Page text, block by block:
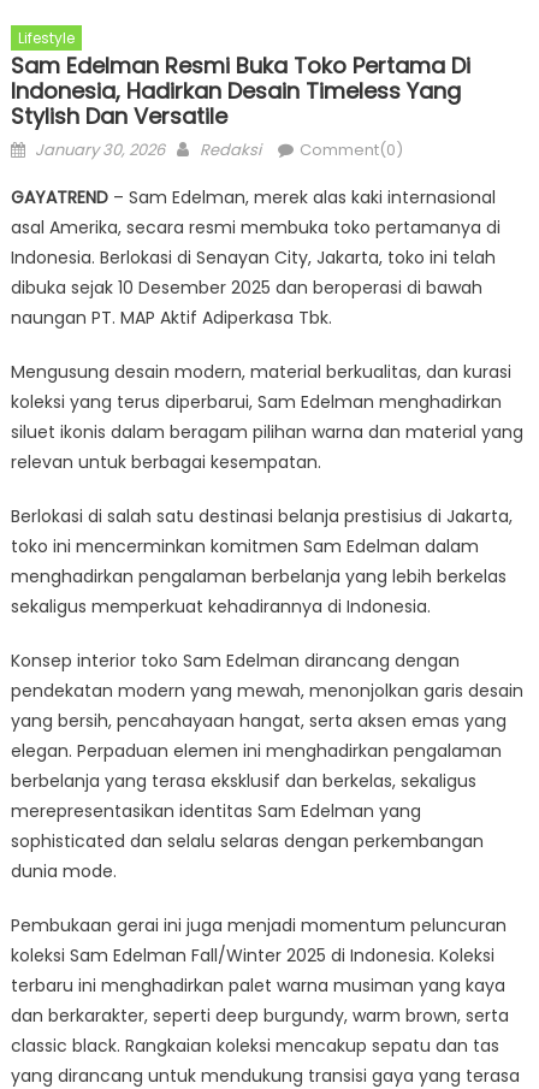
Lifestyle
Sam Edelman Resmi Buka Toko Pertama Di
Indonesia, Hadirkan Desain Timeless Yang
Stylish Dan Versatile
Posted
January 30, 2026 Author
Redaksi Comment(0)
GAYATREND– Sam Edelman, merek alas kaki internasional
asal Amerika, secara resmi membuka toko pertamanya di
Indonesia. Berlokasi di Senayan City, Jakarta, toko ini telah
dibuka sejak 10 Desember 2025 dan beroperasi di bawah
naungan PT. MAP Aktif Adiperkasa Tbk.
Mengusung desain modern, material berkualitas, dan kurasi
koleksi yang terus diperbarui, Sam Edelman menghadirkan
siluet ikonis dalam beragam pilihan warna dan material yang
relevan untuk berbagai kesempatan.
Berlokasi di salah satu destinasi belanja prestisius di Jakarta,
toko ini mencerminkan komitmen Sam Edelman dalam
menghadirkan pengalaman berbelanja yang lebih berkelas
sekaligus memperkuat kehadirannya di Indonesia.
Konsep interior toko Sam Edelman dirancang dengan
pendekatan modern yang mewah, menonjolkan garis desain
yang bersih, pencahayaan hangat, serta aksen emas yang
elegan. Perpaduan elemen ini menghadirkan pengalaman
berbelanja yang terasa eksklusif dan berkelas, sekaligus
merepresentasikan identitas Sam Edelman yang
sophisticated dan selalu selaras dengan perkembangan
dunia mode.
Pembukaan gerai ini juga menjadi momentum peluncuran
koleksi Sam Edelman Fall/Winter 2025 di Indonesia. Koleksi
terbaru ini menghadirkan palet warna musiman yang kaya
dan berkarakter, seperti deep burgundy, warm brown, serta
classic black. Rangkaian koleksi mencakup sepatu dan tas
yang dirancang untuk mendukung transisi gaya yang terasa